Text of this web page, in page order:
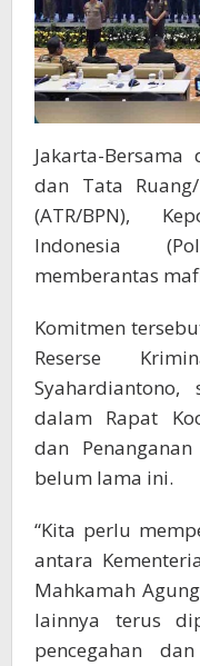
Jakarta-
dan Tata
(ATR/BPN),
Indonesia
memberantas
Komitmen
Reserse
dalam Rapat
dan
belum lama ini.
“Kita perlu
antara
Mahkamah
lainnya terus
pencegahan